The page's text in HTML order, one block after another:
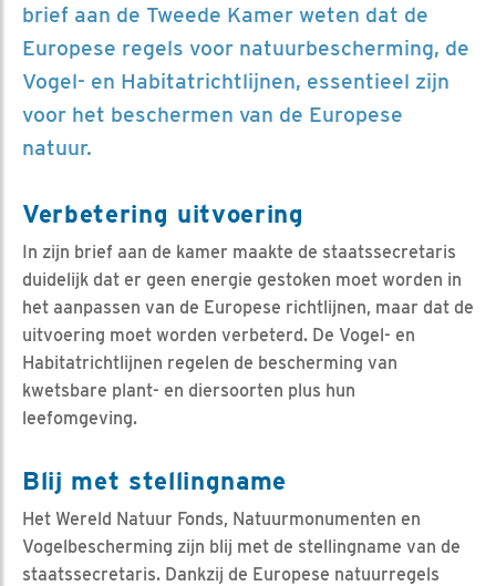
brief aan de Tweede Kamer weten dat de
Europese regels voor natuurbescherming, de
Vogel- en Habitatrichtlijnen, essentieel zijn
voor het beschermen van de Europese
natuur.
Verbetering uitvoering
In zijn brief aan de kamer maakte de staatssecretaris
duidelijk dat er geen energie gestoken moet worden in
het aanpassen van de Europese richtlijnen, maar dat de
uitvoering moet worden verbeterd. De Vogel- en
Habitatrichtlijnen regelen de bescherming van
kwetsbare plant- en diersoorten plus hun
leefomgeving.
Blij met stellingname
Het Wereld Natuur Fonds, Natuurmonumenten en
Vogelbescherming zijn blij met de stellingname van de
staatssecretaris. Dankzij de Europese natuurregels